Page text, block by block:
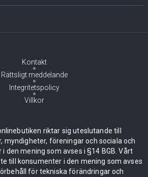
Kontakt
Rättsligt meddelande
Integritetspolicy
Villkor
riktar sig uteslutande till
myndigheter, föreningar och sociala och
den mening som avses i §14 BGB. Vårt
till konsumenter i den mening som avses
för tekniska förändringar och